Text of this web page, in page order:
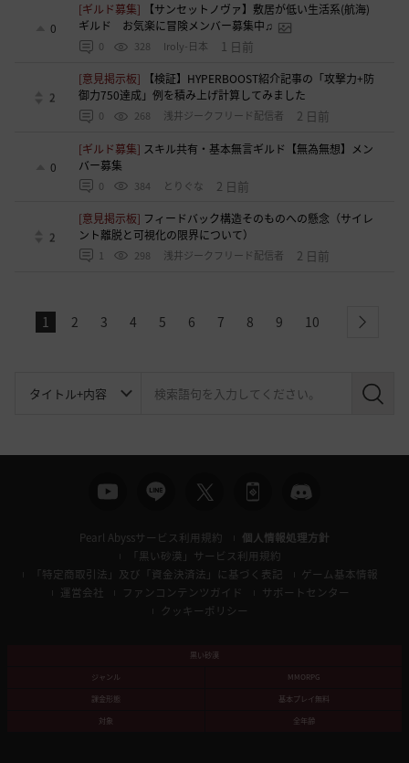
0
[ギルド募集]
【サンセットノヴァ】敷居が低い生活系(航海)
ギルド お気楽に冒険メンバー募集中♫
0 328 Iroly-日本 1 日前
2
[意見掲示板]
【検証】HYPERBOOST紹介記事の「攻撃力+防
御力750達成」例を積み上げ計算してみました
0 268 浅井ジークフリード配信者 2 日前
0
[ギルド募集] スキル共有・基本無言ギルド【無為無想】メン
バー募集
0 384 とりぐな 2 日前
2
[意見掲示板] フィードバック構造そのものへの懸念（サイレ
ント離脱と可視化の限界について）
1 298 浅井ジークフリード配信者 2 日前
1 2 3 4 5 6 7 8 9 10 next
検
Pearl Abyssサービス利用規約
個人情報処理方針
「黒い砂漠」サービス利用規約
「特定商取引法」及び「資金決済法」に基づく表記
ゲーム基本情報
運営会社
ファンコンテンツガイド
サポートセンター
クッキーポリシー
黒い砂漠
ジャンル
MMORPG
課金形態
基本プレイ無料
対象
全年齢